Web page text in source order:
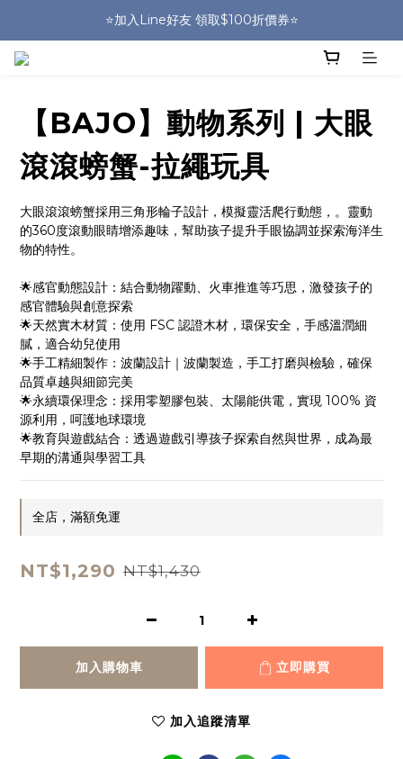
🎒HUGGER實體門市~實背才知道🎒
⭐️加入Line好友 領取$100折價券⭐️
【BAJO】動物系列 | 大眼
滾滾螃蟹-拉繩玩具
大眼滾滾螃蟹採用三角形輪子設計，模擬靈活爬行動態，。靈動
的360度滾動眼睛增添趣味，幫助孩子提升手眼協調並探索海洋生
物的特性。
🌟感官動態設計：結合動物躍動、火車推進等巧思，激發孩子的
感官體驗與創意探索
🌟天然實木材質：使用 FSC 認證木材，環保安全，手感溫潤細
膩，適合幼兒使用
🌟手工精細製作：波蘭設計｜波蘭製造，手工打磨與檢驗，確保
品質卓越與細節完美
🌟永續環保理念：採用零塑膠包裝、太陽能供電，實現 100% 資
源利用，呵護地球環境
🌟教育與遊戲結合：透過遊戲引導孩子探索自然與世界，成為最
早期的溝通與學習工具
全店，滿額免運
NT$1,290 NT$1,430
加入購物車 立即購買
加入追蹤清單